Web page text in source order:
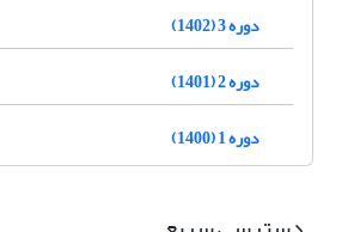
دوره 3 (1402)
دوره 2 (1401)
دوره 1 (1400)